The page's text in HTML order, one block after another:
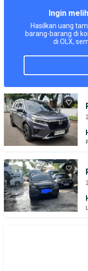
Ingin
Hasilkan uang
barang-barang di
di OLX,